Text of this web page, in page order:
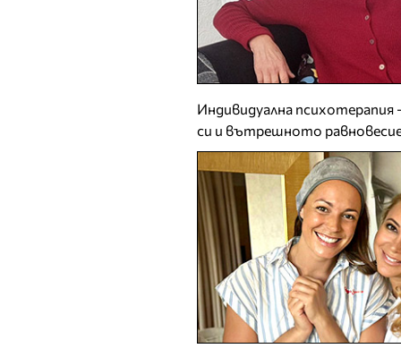
Индивидуална
си и вътрешното